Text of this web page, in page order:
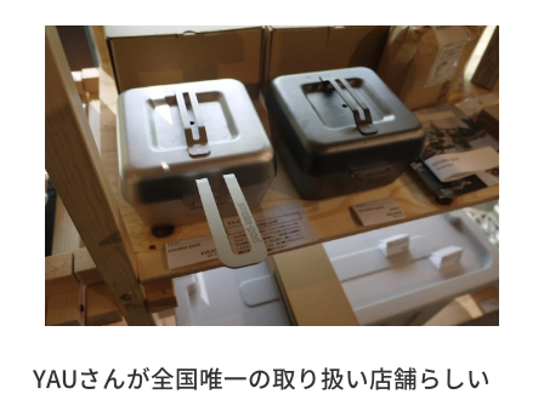
YAUさんが全国唯一の取り扱い店舗らしい